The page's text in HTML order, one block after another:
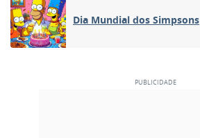
Dia Mundial dos Simpsons